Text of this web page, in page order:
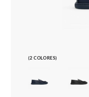
(2 COLORES)